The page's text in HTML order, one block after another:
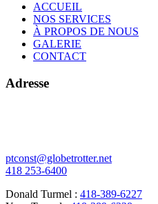
ACCUEIL
NOS SERVICES
À PROPOS DE NOUS
GALERIE
CONTACT
Adresse
ptconst@globetrotter.net
418 253-6400
Donald Turmel : 418-389-6227